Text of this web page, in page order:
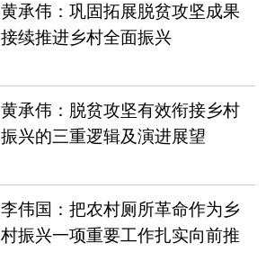
黄承伟：巩固拓展脱贫攻坚成果
接续推进乡村全面振兴
黄承伟：脱贫攻坚有效衔接乡村
振兴的三重逻辑及演进展望
李伟国：把农村厕所革命作为乡
村振兴一项重要工作扎实向前推